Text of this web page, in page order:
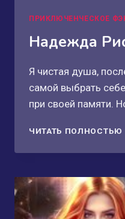
ПРИКЛЮЧЕНЧЕСКОЕ
Надежда
Я чистая душа,
самой выбрать
при своей памяти.
ЧИТАТЬ ПОЛНОСТЬЮ